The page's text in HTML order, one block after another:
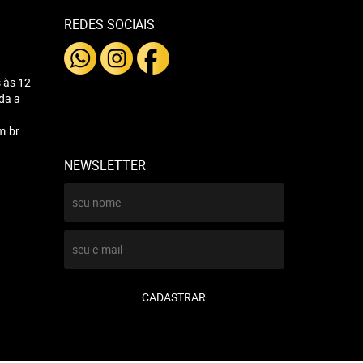
às 12
a
REDES SOCIAIS
NEWSLETTER
CADASTRAR